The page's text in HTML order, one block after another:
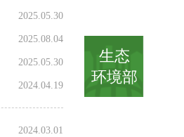
2025.05.30
2025.08.04
2025.05.30
2024.04.19
2024.03.01
生态
环境部